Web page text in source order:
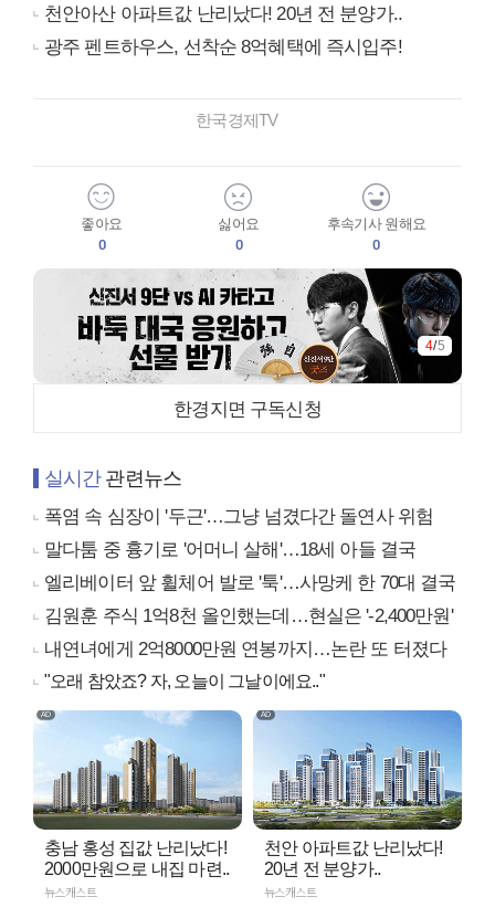
천안아산 아파트값 난리났다! 20년 전 분양가..
광주 펜트하우스, 선착순 8억혜택에 즉시입주!
한국경제TV
좋아요
0
싫어요
0
후속기사 원해요
0
4/5
한경지면 구독신청
실시간관련뉴스
폭염 속 심장이 '두근'…그냥 넘겼다간 돌연사 위험
말다툼 중 흉기로 '어머니 살해'…18세 아들 결국
엘리베이터 앞 휠체어 발로 '툭'…사망케 한 70대 결국
김원훈 주식 1억8천 올인했는데…현실은 '-2,400만원'
내연녀에게 2억8000만원 연봉까지…논란 또 터졌다
"오래 참았죠? 자, 오늘이 그날이에요.."
충남 홍성 집값 난리났다!
2000만원으로 내집 마련..
뉴스캐스트
천안 아파트값 난리났다!
20년 전 분양가..
뉴스캐스트